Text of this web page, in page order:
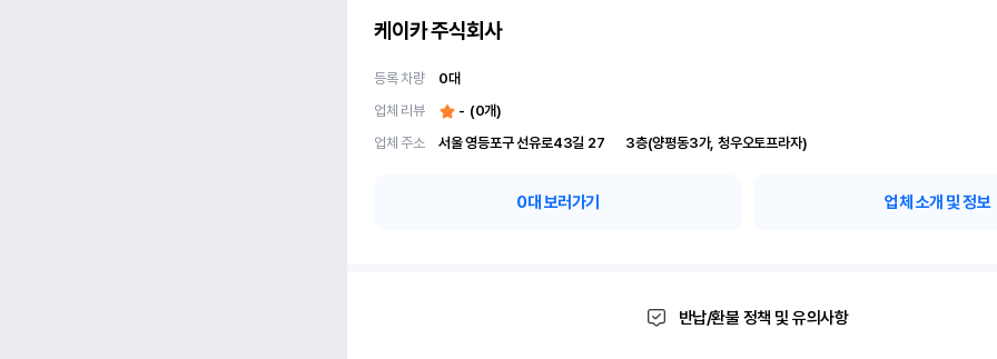
케이카 주식회사
등록 차량 0대
업체 리뷰
- (0개)
업체 주소
서울 영등포구 선유로43길 27	3층(양평동3가, 청우오토프라자)
0대 보러가기 업체 소개 및 정보
반납/환불 정책 및 유의사항